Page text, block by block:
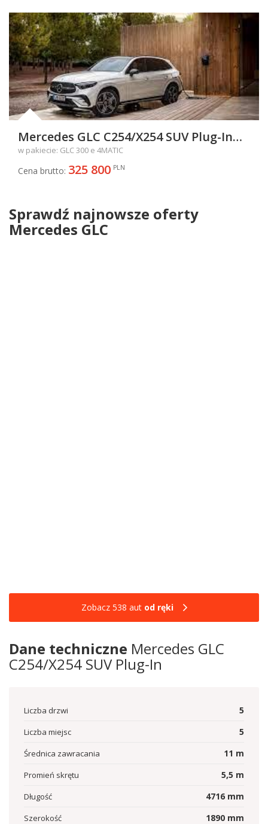
Mercedes GLC C254/X254 SUV Plug-In
2.0 300e 313KM 230kW od 2022
w pakiecie: GLC 300 e 4MATIC
Cena brutto: 325 800 PLN
Sprawdź najnowsze oferty
Mercedes GLC
Zobacz 538 aut od ręki
Dane techniczne Mercedes GLC
C254/X254 SUV Plug-In
Liczba drzwi 5
Liczba miejsc 5
Średnica zawracania 11 m
Promień skrętu 5,5 m
Długość 4716 mm
Szerokość 1890 mm